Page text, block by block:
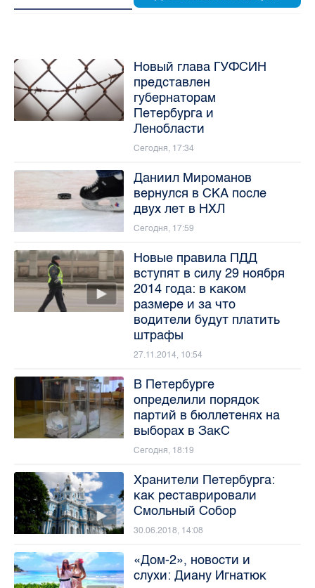
Новый глава ГУФСИН
представлен
губернаторам
Петербурга и
Ленобласти
Сегодня, 17:34
Даниил Мироманов
вернулся в СКА после
двух лет в НХЛ
Сегодня, 17:59
Новые правила ПДД
вступят в силу 29 ноября
2014 года: в каком
размере и за что
водители будут платить
штрафы
27.11.2014, 10:54
В Петербурге
определили порядок
партий в бюллетенях на
выборах в ЗакС
Сегодня, 18:19
Хранители Петербурга:
как реставрировали
Смольный Собор
30.06.2018, 14:08
«Дом-2», новости и
слухи: Диану Игнатюк